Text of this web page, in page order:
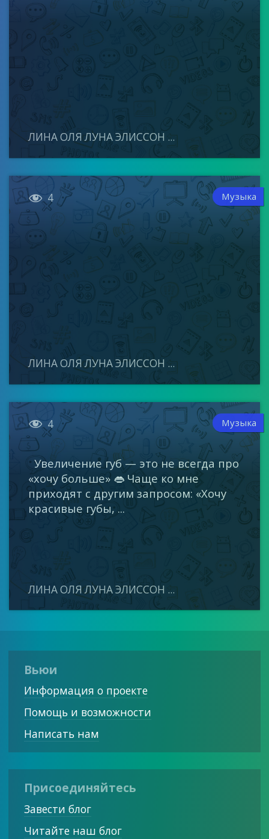
ЛИНА ОЛЯ ЛУНА ЭЛИССОН ...
 4 Музыка
ЛИНА ОЛЯ ЛУНА ЭЛИССОН ...
 4 Музыка
Увеличение губ — это не всегда про
«хочу больше» 👄 Чаще ко мне
приходят с другим запросом: «Хочу
красивые губы, ...
ЛИНА ОЛЯ ЛУНА ЭЛИССОН ...
Вьюи
Информация о проекте
Помощь и возможности
Написать нам
Присоединяйтесь
Завести блог
Читайте наш блог